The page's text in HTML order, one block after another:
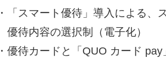
・「スマート優待」導入による、
優待内容の選択制（電子化）
・優待カードと「QUO カード pay